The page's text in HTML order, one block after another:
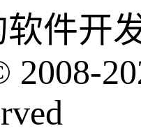
件开